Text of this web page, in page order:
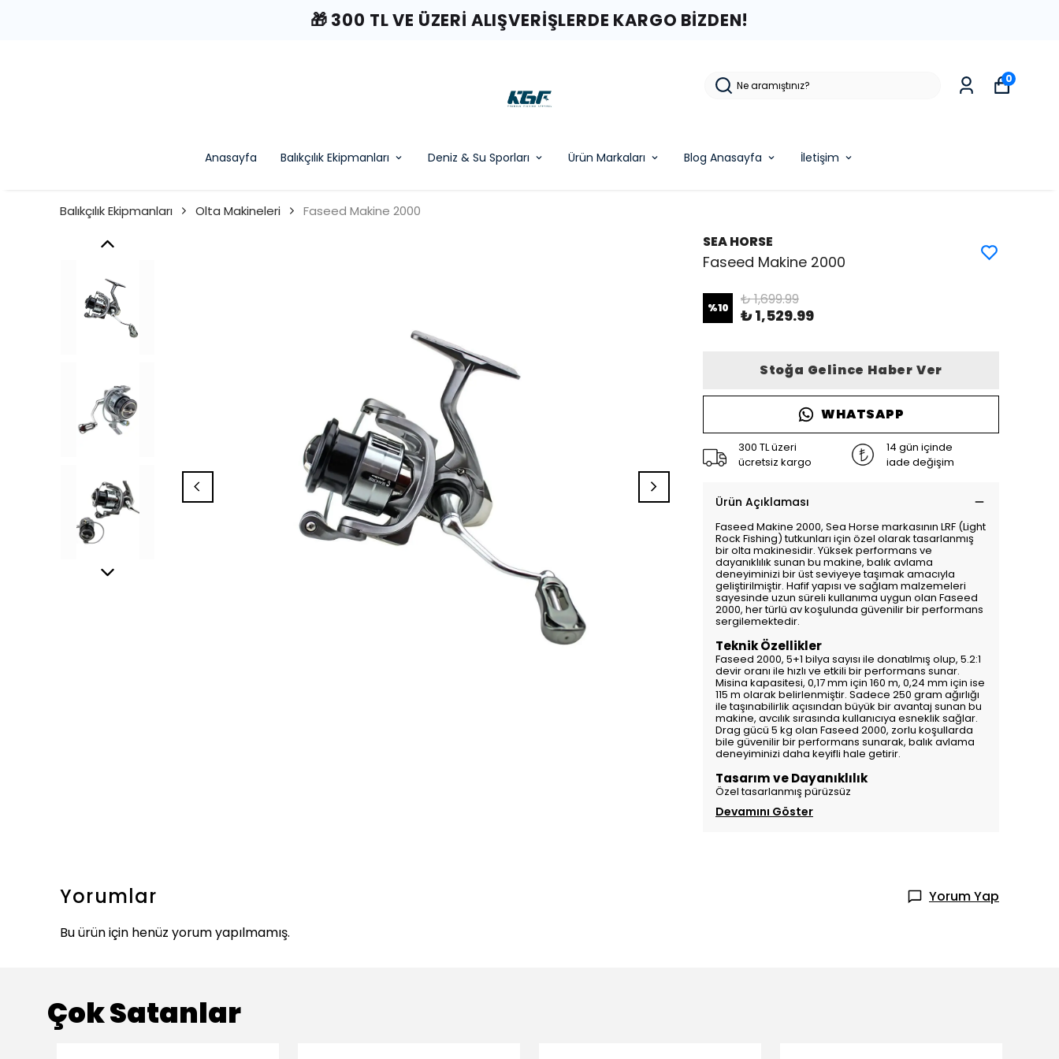
🎁 300 TL VE ÜZERI ALIŞVERIŞLERDE KARGO BIZDEN!
Anasayfa Balıkçılık Ekipmanları Deniz & Su Sporları Ürün Markaları Blog Anasayfa İletişim
0
Balıkçılık Ekipmanları Olta Makineleri Faseed Makine 2000
SEA HORSE
Faseed Makine 2000
%10 ₺ 1,699.99
₺ 1,529.99
Stoğa Gelince Haber Ver
WHATSAPP
300 TL üzeri
ücretsiz kargo
14 gün içinde
iade değişim
Ürün Açıklaması
Faseed Makine 2000, Sea Horse markasının LRF (Light
Rock Fishing) tutkunları için özel olarak tasarlanmış
bir olta makinesidir. Yüksek performans ve
dayanıklılık sunan bu makine, balık avlama
deneyiminizi bir üst seviyeye taşımak amacıyla
geliştirilmiştir. Hafif yapısı ve sağlam malzemeleri
sayesinde uzun süreli kullanıma uygun olan Faseed
2000, her türlü av koşulunda güvenilir bir performans
sergilemektedir.
Teknik Özellikler
Faseed 2000, 5+1 bilya sayısı ile donatılmış olup, 5.2:1
devir oranı ile hızlı ve etkili bir performans sunar.
Misina kapasitesi, 0,17 mm için 160 m, 0,24 mm için ise
115 m olarak belirlenmiştir. Sadece 250 gram ağırlığı
ile taşınabilirlik açısından büyük bir avantaj sunan bu
makine, avcılık sırasında kullanıcıya esneklik sağlar.
Drag gücü 5 kg olan Faseed 2000, zorlu koşullarda
bile güvenilir bir performans sunarak, balık avlama
deneyiminizi daha keyifli hale getirir.
Tasarım ve Dayanıklılık
Özel tasarlanmış pürüzsüz
Devamını Göster
Yorumlar
Yorum Yap
Bu ürün için henüz yorum yapılmamış.
Çok Satanlar